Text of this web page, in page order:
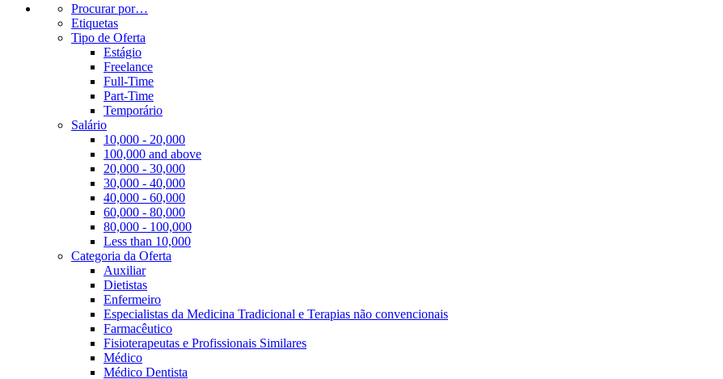
Procurar por…
Etiquetas
Tipo de Oferta
Estágio
Freelance
Full-Time
Part-Time
Temporário
Salário
10,000 - 20,000
100,000 and above
20,000 - 30,000
30,000 - 40,000
40,000 - 60,000
60,000 - 80,000
80,000 - 100,000
Less than 10,000
Categoria da Oferta
Auxiliar
Dietistas
Enfermeiro
Especialistas da Medicina Tradicional e Terapias não convencionais
Farmacêutico
Fisioterapeutas e Profissionais Similares
Médico
Médico Dentista